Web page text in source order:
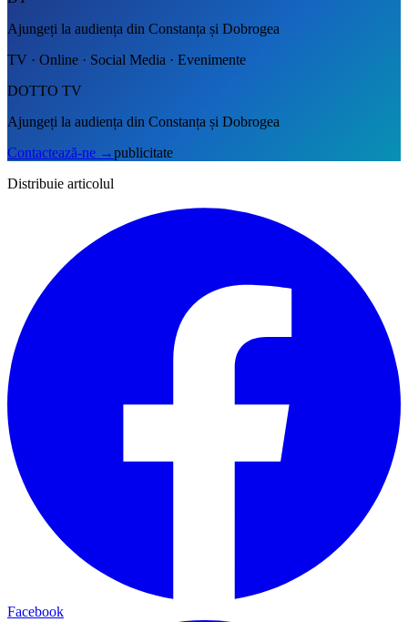
Ajungeți la audiența din Constanța și Dobrogea
TV · Online · Social Media · Evenimente
DOTTO TV
Ajungeți la audiența din Constanța și Dobrogea
Contactează-ne →publicitate
Distribuie articolul
Facebook